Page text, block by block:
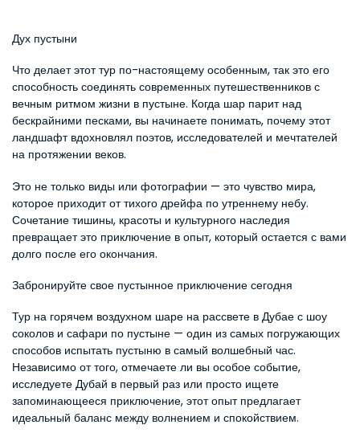
Дух пустыни
Что делает этот тур по-настоящему особенным, так это его
способность соединять современных путешественников с
вечным ритмом жизни в пустыне. Когда шар парит над
бескрайними песками, вы начинаете понимать, почему этот
ландшафт вдохновлял поэтов, исследователей и мечтателей
на протяжении веков.
Это не только виды или фотографии — это чувство мира,
которое приходит от тихого дрейфа по утреннему небу.
Сочетание тишины, красоты и культурного наследия
превращает это приключение в опыт, который остается с вами
долго после его окончания.
Забронируйте свое пустынное приключение сегодня
Тур на горячем воздухном шаре на рассвете в Дубае с шоу
соколов и сафари по пустыне — один из самых погружающих
способов испытать пустыню в самый волшебный час.
Независимо от того, отмечаете ли вы особое событие,
исследуете Дубай в первый раз или просто ищете
запоминающееся приключение, этот опыт предлагает
идеальный баланс между волнением и спокойствием.